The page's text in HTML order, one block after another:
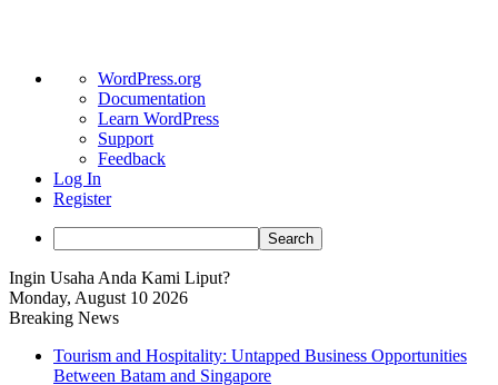
About
WordPress
WordPress.org
Documentation
Learn WordPress
Support
Feedback
Log In
Register
Search
Ingin Usaha Anda Kami Liput?
Monday, August 10 2026
Breaking News
Tourism and Hospitality: Untapped Business Opportunities
Between Batam and Singapore